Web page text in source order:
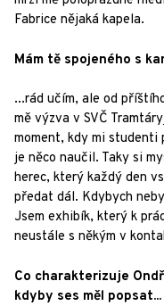
Fabrice nějaká kapela.
Mám tě spojeného s
...rád učím, ale od
mě výzva v SVČ
moment, kdy mi
je něco naučil. Taky si
herec, který každý den
předat dál. Kdybych
Jsem exhibík, který k
neustále s někým v
Co charakterizuje
kdyby ses měl popsat...